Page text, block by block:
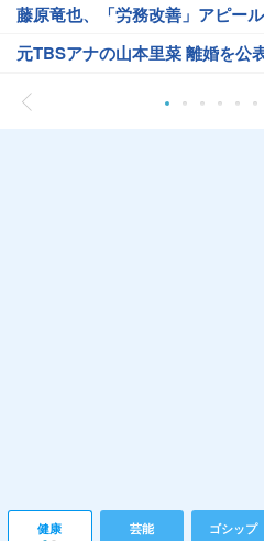
藤原竜也、「労務改善」アピール
元TBSアナの山本里菜 離婚を公
健康 芸能 ゴシップ